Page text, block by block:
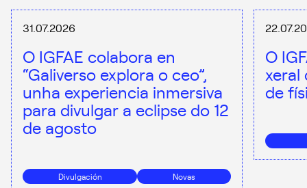
31.07.2026
O IGFAE colabora en
“Galiverso explora o ceo”,
unha experiencia inmersiva
para divulgar a eclipse do 12
de agosto
Divulgación Novas
O
xeral
de